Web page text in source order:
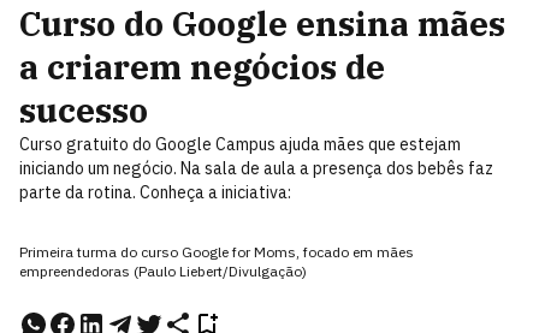
Curso do Google ensina mães
a criarem negócios de
sucesso
Curso gratuito do Google Campus ajuda mães que estejam
iniciando um negócio. Na sala de aula a presença dos bebês faz
parte da rotina. Conheça a iniciativa:
Primeira turma do curso Google for Moms, focado em mães
empreendedoras (Paulo Liebert/Divulgação)